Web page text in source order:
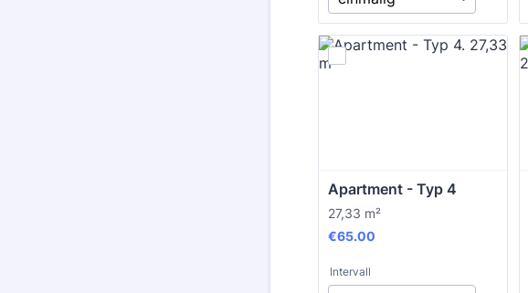
Apartment - Typ 4
27,33 m²
€65.00
€65.00
Intervall